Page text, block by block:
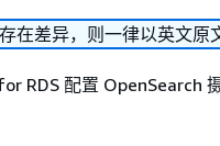
在差异，则一律以英文原
RDS 配置 OpenSearch